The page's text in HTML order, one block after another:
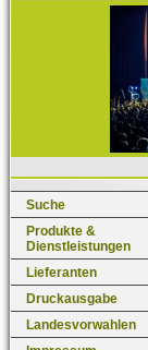
Suche
Produkte &
Dienstleistungen
Lieferanten
Druckausgabe
Landesvorwahlen